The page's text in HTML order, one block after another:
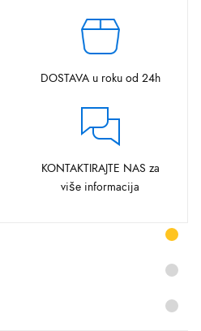
DOSTAVA u roku od 24h
KONTAKTIRAJTE NAS za
više informacija